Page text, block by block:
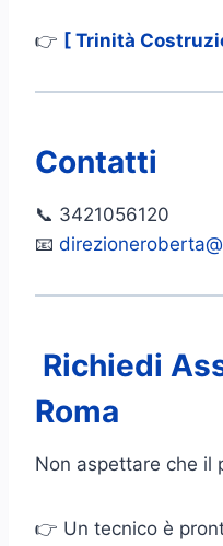
👉 [ Trinità
Contatti
📞 3421056120
📧
Richiedi
Roma
Non aspettare che il
👉 Un tecnico è